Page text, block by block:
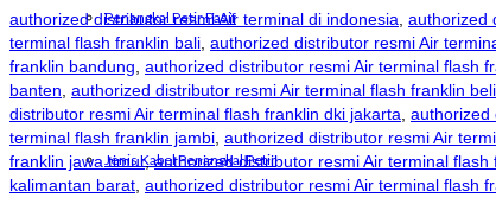
Penangkal Petir Pasif
Jenis Kabel Penangkal Petir
authorized distributor resmi Air terminal di indonesia, authorized
terminal flash franklin bali, authorized distributor resmi Air
franklin bandung, authorized distributor resmi Air terminal flash
banten, authorized distributor resmi Air terminal flash franklin
distributor resmi Air terminal flash franklin dki jakarta, authorized
terminal flash franklin jambi, authorized distributor resmi Air
franklin jawa timur,authorized distributor resmi Air terminal flash
kalimantan barat, authorized distributor resmi Air terminal flash